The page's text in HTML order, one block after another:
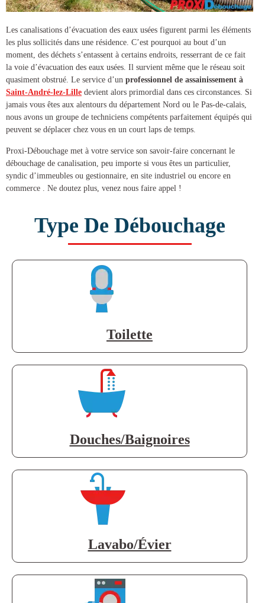
Les canalisations d’évacuation des eaux usées figurent parmi les éléments
les plus sollicités dans une résidence. C’est pourquoi au bout d’un
moment, des déchets s’entassent à certains endroits, resserrant de ce fait
la voie d’évacuation des eaux usées. Il survient même que le réseau soit
quasiment obstrué. Le service d’un professionnel de assainissement à
Saint-André-lez-Lille devient alors primordial dans ces circonstances. Si
jamais vous êtes aux alentours du département Nord ou le Pas-de-calais,
nous avons un groupe de techniciens compétents parfaitement équipés qui
peuvent se déplacer chez vous en un court laps de temps.
Proxi-Débouchage met à votre service son savoir-faire concernant le
débouchage de canalisation , peu importe si vous êtes un particulier,
syndic d’immeubles ou gestionnaire, en site industriel ou encore en
commerce . Ne doutez plus, venez nous faire appel !
Type De Débouchage
Toilette
Douches/Baignoires
Lavabo/Évier